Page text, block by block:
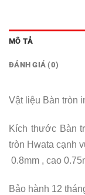
MÔ TẢ
ĐÁNH GIÁ (0)
Vật liệu Bàn tròn
Kích thước Bàn
tròn Hwata cạnh
0.8mm , cao
Bảo hành 12